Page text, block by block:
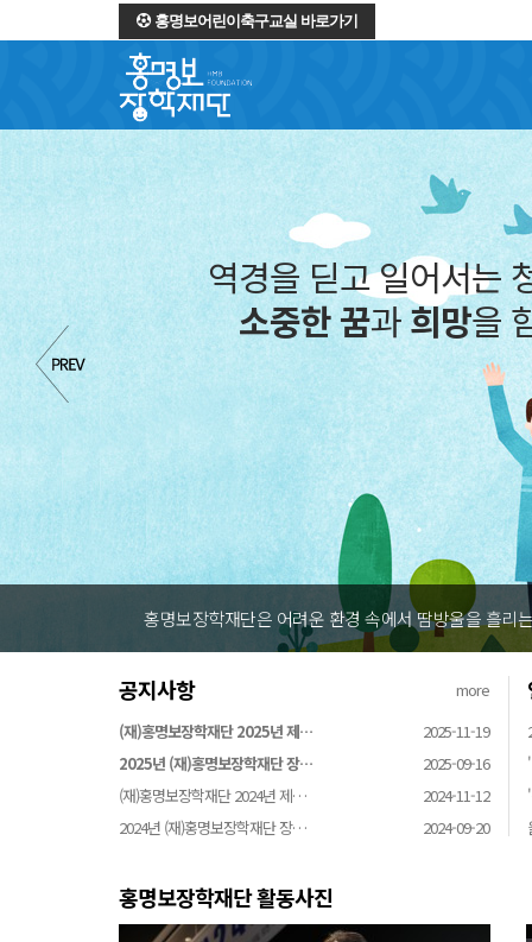
홍명보어린이축구교실 바로가기
역경을 딛고 일어서는
소중한 꿈과희망을
홍명보장학재단은 어려운 환경 속에서 땀방울을 흘리
공지사항
more
(재)홍명보장학재단 2025년 제…
2025-11-19
2025년 (재)홍명보장학재단 장…
2025-09-16
(재)홍명보장학재단 2024년 제…
2024-11-12
2024년 (재)홍명보장학재단 장…
2024-09-20
홍명보장학재단 활동사진